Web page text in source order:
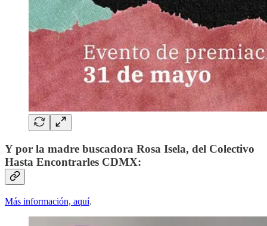
Y por la madre buscadora Rosa Isela, del Colectivo
Hasta Encontrarles CDMX:
Más información, aquí.